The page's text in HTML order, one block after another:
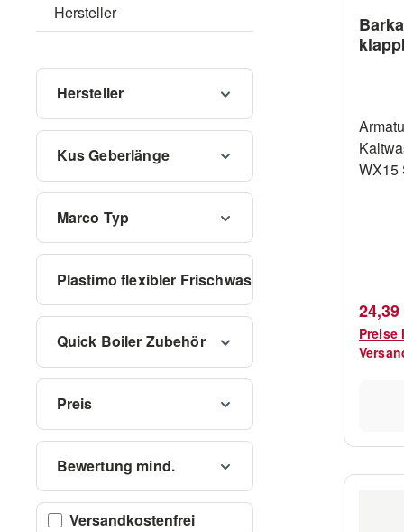
Hersteller
Hersteller
Kus Geberlänge
Marco Typ
Plastimo flexibler Frischwassertank
Quick Boiler Zubehör
Preis
Bewertung mind.
Filter hinzufügen: Versandkostenfrei
Versandkostenfrei
WX15
24,39
Preise